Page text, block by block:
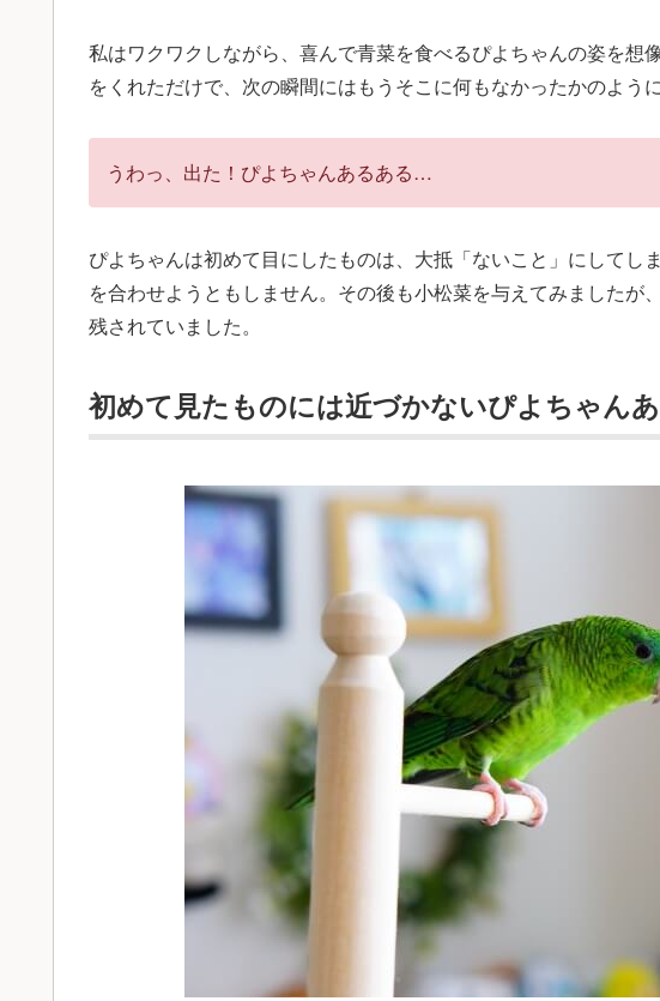
私はワクワクしながら、喜んで青菜を食べるぴよちゃんの姿を想
をくれただけで、次の瞬間にはもうそこに何もなかったかのよう
うわっ、出た！ぴよちゃんあるある…
ぴよちゃんは初めて目にしたものは、大抵「ないこと」にしてし
を合わせようともしません。その後も小松菜を与えてみましたが
残されていました。
初めて見たものには近づかないぴよちゃん